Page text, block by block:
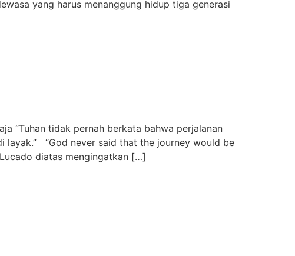
yang harus menanggung hidup tiga generasi
“Tuhan tidak pernah berkata bahwa perjalanan
layak.” “God never said that the journey would be
diatas mengingatkan […]